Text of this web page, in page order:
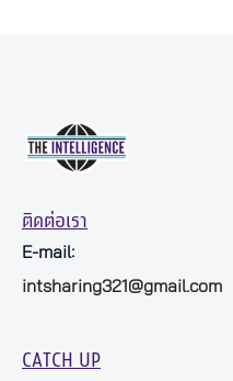
ติดต่อเรา
E-mail:
intsharing321@gmail.com
CATCH UP